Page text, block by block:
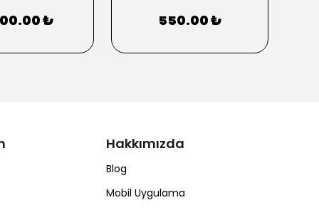
₺ 550.00 ₺
Hakkımızda
Blog
Mobil Uygulama